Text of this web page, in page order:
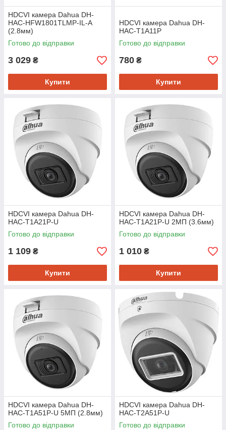
HDCVI камера Dahua DH-
HAC-HFW1801TLMP-IL-A
(2.8мм)
Готово до відправки
3 029 ₴
Купити
HDCVI камера Dahua DH-
HAC-T1A11P
Готово до відправки
780 ₴
Купити
HDCVI камера Dahua DH-
HAC-T1A21P-U
Готово до відправки
1 109 ₴
Купити
HDCVI камера Dahua DH-
HAC-T1A21P-U 2МП (3.6мм)
Готово до відправки
1 010 ₴
Купити
HDCVI камера Dahua DH-
HAC-T1A51P-U 5МП (2.8мм)
Готово до відправки
HDCVI камера Dahua DH-
HAC-T2A51P-U
Готово до відправки